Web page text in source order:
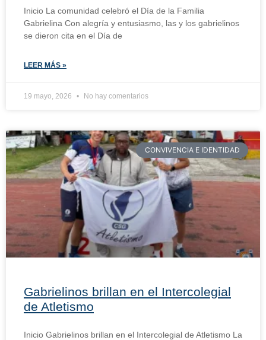
Inicio La comunidad celebró el Día de la Familia
Gabrielina Con alegría y entusiasmo, las y los gabrielinos
se dieron cita en el Día de
LEER MÁS »
19 mayo, 2026 No hay comentarios
CONVIVENCIA E IDENTIDAD
Gabrielinos brillan en el Intercolegial
de Atletismo
Inicio Gabrielinos brillan en el Intercolegial de Atletismo La